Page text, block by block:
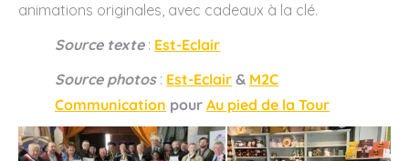
animations originales, avec cadeaux à la clé.
Source texte: Est-Eclair
Source photos: Est-Eclair & M2C
Communication pour Au pied de la Tour